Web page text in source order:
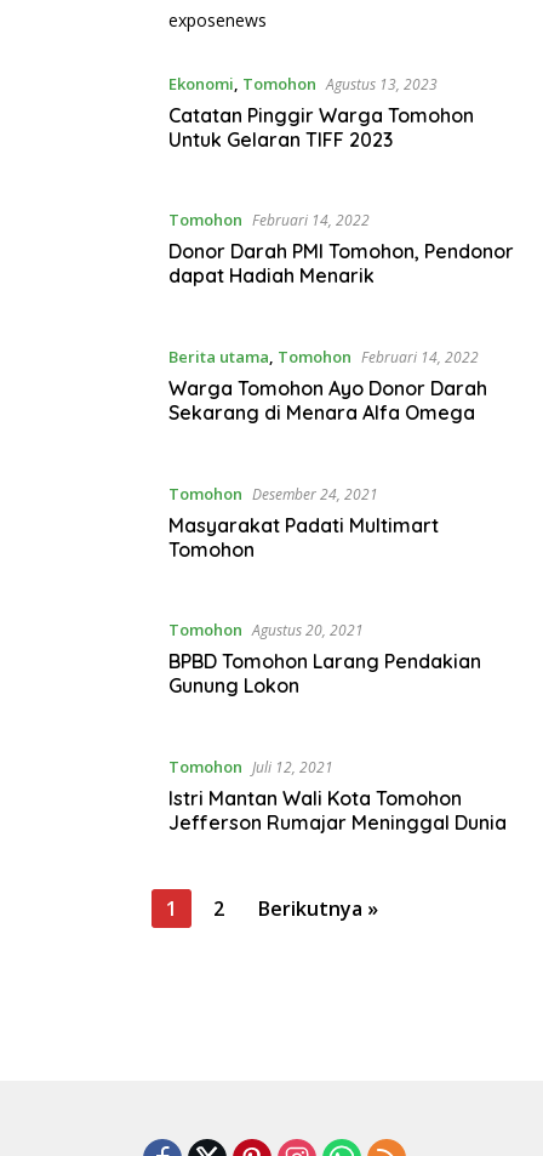
exposenews
Ekonomi, Tomohon Agustus 13, 2023
Catatan Pinggir Warga Tomohon
Untuk Gelaran TIFF 2023
Tomohon Februari 14, 2022
Donor Darah PMI Tomohon, Pendonor
dapat Hadiah Menarik
Berita utama, Tomohon Februari 14, 2022
Warga Tomohon Ayo Donor Darah
Sekarang di Menara Alfa Omega
Tomohon Desember 24, 2021
Masyarakat Padati Multimart
Tomohon
Tomohon Agustus 20, 2021
BPBD Tomohon Larang Pendakian
Gunung Lokon
Tomohon Juli 12, 2021
Istri Mantan Wali Kota Tomohon
Jefferson Rumajar Meninggal Dunia
1 2 Berikutnya »